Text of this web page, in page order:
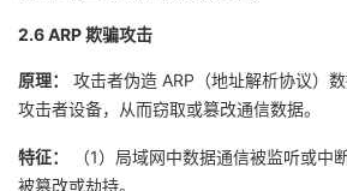
2.6 ARP 欺骗攻击
原理：
攻击者伪造 ARP（地址解析协议）
攻击者设备，从而窃取或篡改通信数据。
特征： （1）局域网中数据通信被监听或中
被篡改或劫持。